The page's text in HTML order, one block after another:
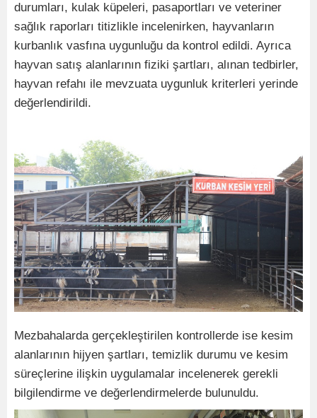
durumları, kulak küpeleri, pasaportları ve veteriner
sağlık raporları titizlikle incelenirken, hayvanların
kurbanlık vasfına uygunluğu da kontrol edildi. Ayrıca
hayvan satış alanlarının fiziki şartları, alınan tedbirler,
hayvan refahı ile mevzuata uygunluk kriterleri yerinde
değerlendirildi.
Mezbahalarda gerçekleştirilen kontrollerde ise kesim
alanlarının hijyen şartları, temizlik durumu ve kesim
süreçlerine ilişkin uygulamalar incelenerek gerekli
bilgilendirme ve değerlendirmelerde bulunuldu.